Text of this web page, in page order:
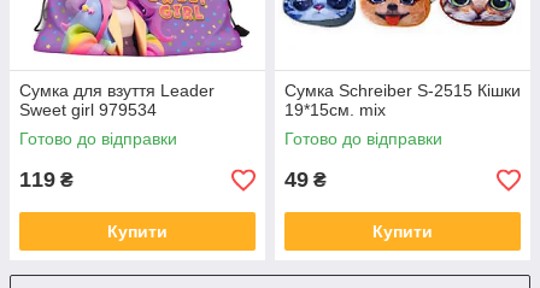
Сумка для взуття Leader
Sweet girl 979534
Готово до відправки
119 ₴
Купити
Сумка Schreiber S-2515 Кішки
19*15см. mix
Готово до відправки
49 ₴
Купити